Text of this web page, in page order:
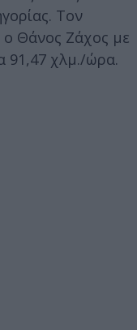
Τον
ο Θάνος Ζάχος με
91,47 χλμ./ώρα.